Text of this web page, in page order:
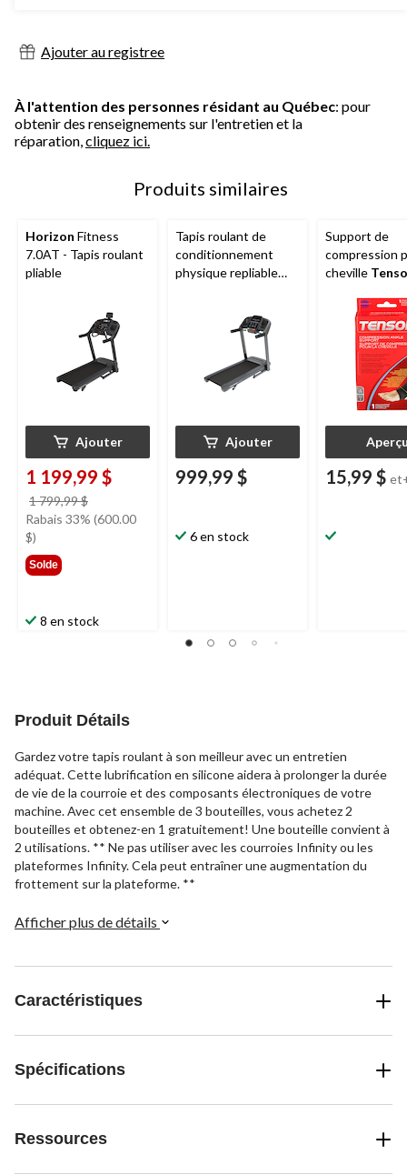
Ajouter au registree
À l'attention des personnes résidant au Québec: pour
obtenir des renseignements sur l'entretien et la
réparation,cliquez ici.
Produits similaires
Horizon Fitness
7.0AT - Tapis roulant
pliable
Ajouter
1 199,99 $
1 799,99 $
était
Rabais 33% (600.00
$)
Solde
8 en stock
Tapis roulant de
conditionnement
physique repliable
Ajouter
999,99 $
6 en stock
Support de
compression
cheville
tailles variées
15,99 $
Produit Détails
Gardez votre tapis roulant à son meilleur avec un entretien
adéquat. Cette lubrification en silicone aidera à prolonger la durée
de vie de la courroie et des composants électroniques de votre
machine. Avec cet ensemble de 3 bouteilles, vous achetez 2
bouteilles et obtenez-en 1 gratuitement! Une bouteille convient à
2 utilisations. ** Ne pas utiliser avec les courroies Infinity ou les
plateformes Infinity. Cela peut entraîner une augmentation du
frottement sur la plateforme. **
Afficher plus de détails
Caractéristiques
Spécifications
Ressources